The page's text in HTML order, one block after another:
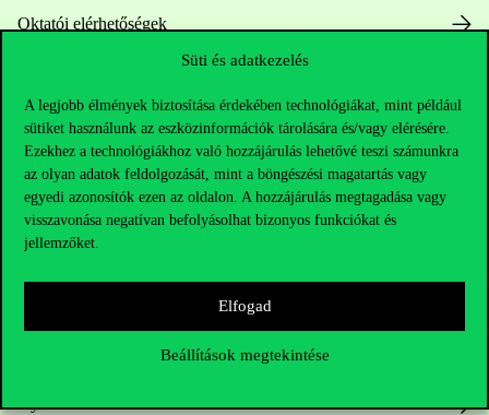
Süti és adatkezelés
A legjobb élmények biztosítása érdekében technológiákat, mint például
sütiket használunk az eszközinformációk tárolására és/vagy elérésére.
Ezekhez a technológiákhoz való hozzájárulás lehetővé teszi számunkra
az olyan adatok feldolgozását, mint a böngészési magatartás vagy
egyedi azonosítók ezen az oldalon. A hozzájárulás megtagadása vagy
visszavonása negatívan befolyásolhat bizonyos funkciókat és
jellemzőket.
Elfogad
Beállítások megtekintése
Oktatói elérhetőségek
Sajtó:press@uni-corvinus.hu
Nyitvatartás